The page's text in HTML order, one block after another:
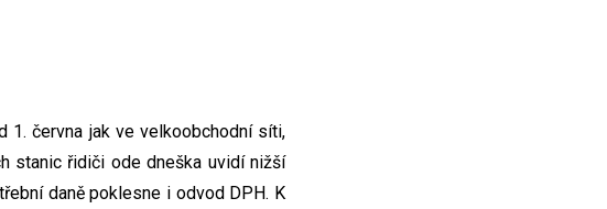
1. června jak ve velkoobchodní síti,
stanic řidiči ode dneška uvidí nižší
daně poklesne i odvod DPH. K